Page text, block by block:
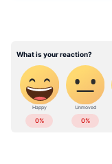
വിധിക്കുകയും
ശിക്ഷ
നടപ്പാക്കാന്‍
ഉത്തരവ്